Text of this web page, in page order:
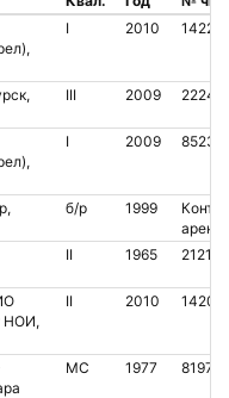
I 2010
III 2009
I 2009
б/р 1999
II 1965
НОИ,
II 2010
МС 1977